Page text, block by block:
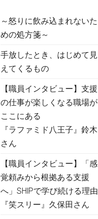
～怒りに飲み込まれないた
めの処方箋～
手放したとき、はじめて見
えてくるもの
【職員インタビュー】支援
の仕事が楽しくなる職場が
ここにある
『ラファミド八王子』鈴木
さん
【職員インタビュー】「感
覚頼みから根拠ある支援
へ」SHIPで学び続ける理由
『笑スリー』久保田さん